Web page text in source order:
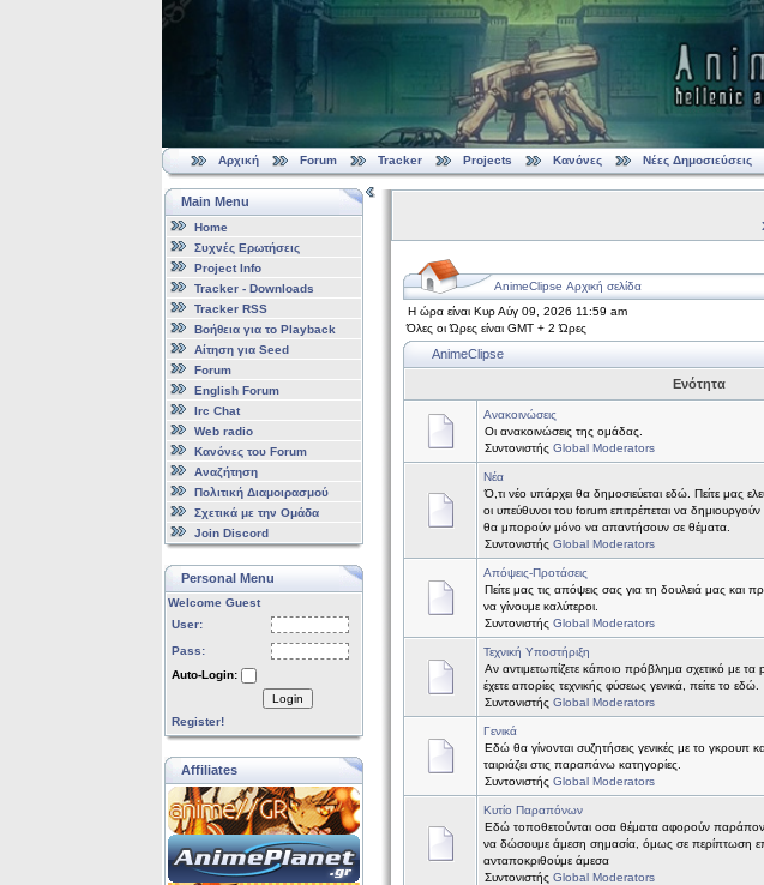
Αρχική Forum Tracker Projects Κανόνες Νέες Δημοσιεύσεις
Main Menu
Home
Συχνές Ερωτήσεις
Project Info
Tracker - Downloads
Tracker RSS
Βοήθεια για το Playback
Αίτηση για Seed
Forum
English Forum
Irc Chat
Web radio
Κανόνες του Forum
Αναζήτηση
Πολιτική Διαμοιρασμού
Σχετικά με την Ομάδα
Join Discord
Personal Menu
Welcome Guest
User:
Pass:
Auto-Login:
Login
Register!
Affiliates
AnimeClipse Αρχική σελίδα
Η ώρα είναι Κυρ Αύγ 09, 2026 11:59 am
Όλες οι Ώρες είναι GMT + 2 Ώρες
AnimeClipse
Ενότητα
Ανακοινώσεις
Οι ανακοινώσεις της ομάδας.
Συντονιστής Global Moderators
Νέα
Ό,τι νέο υπάρχει θα δημοσιεύεται εδώ. Πείτε
οι υπεύθυνοι του forum επιτρέπεται να
θα μπορούν μόνο να απαντήσουν σε θέματα.
Συντονιστής Global Moderators
Απόψεις-Προτάσεις
Πείτε μας τις απόψεις σας για τη δουλειά μας και
να γίνουμε καλύτεροι.
Συντονιστής Global Moderators
Τεχνική Υποστήριξη
Αν αντιμετωπίζετε κάποιο πρόβλημα σχετικό με
έχετε απορίες τεχνικής φύσεως γενικά, πείτε το εδώ.
Συντονιστής Global Moderators
Γενικά
Εδώ θα γίνονται συζητήσεις γενικές με το γκρουπ
ταιριάζει στις παραπάνω κατηγορίες.
Συντονιστής Global Moderators
Κυτίο Παραπόνων
Εδώ τοποθετούνται οσα θέματα αφορούν
να δώσουμε άμεση σημασία, όμως σε περίπτωση
ανταποκριθούμε άμεσα
Συντονιστής Global Moderators